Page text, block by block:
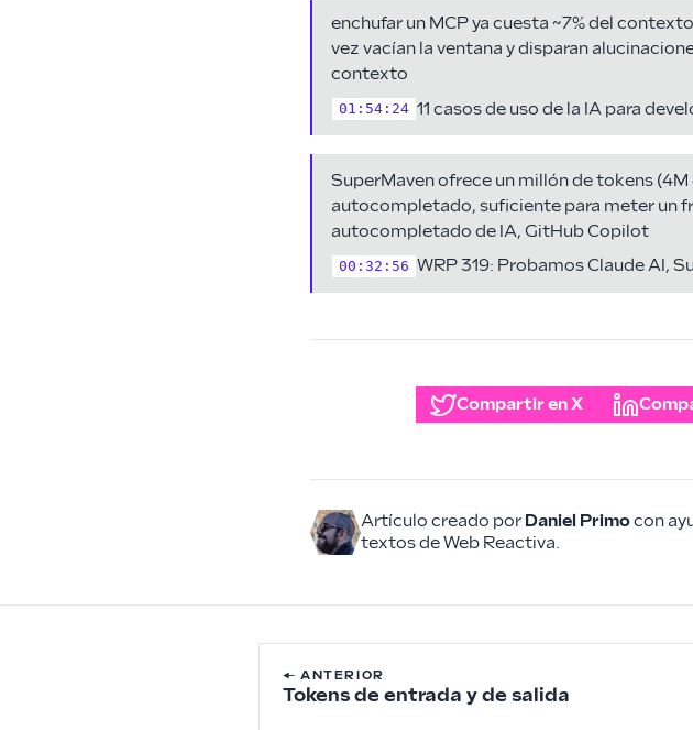
enchufar un MCP ya cuesta ~7% del
vez vacían la ventana y disparan
contexto
01:54:24 11 casos de uso de la IA para
SuperMaven ofrece un millón de tokens
autocompletado, suficiente para meter un
autocompletado de IA, GitHub Copilot
00:32:56 WRP 319: Probamos Claude AI,
Compartir en X
Artículo creado por Daniel Primocon
textos de Web Reactiva.
← ANTERIOR
Tokens de entrada y de salida